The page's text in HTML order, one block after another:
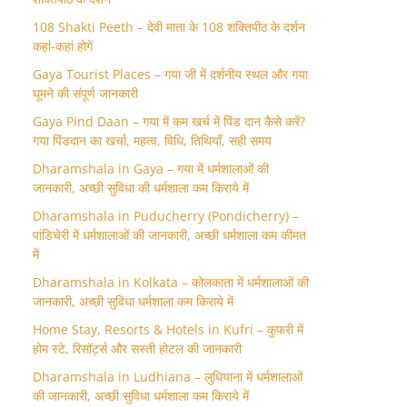
108 Shakti Peeth – देवी माता के 108 शक्तिपीठ के दर्शन
कहां-कहां होगें
Gaya Tourist Places – गया जी में दर्शनीय स्थल और गया
घूमने की संपूर्ण जानकारी
Gaya Pind Daan – गया में कम खर्च में पिंड दान कैसे करें?
गया पिंडदान का खर्चा, महत्व, विधि, तिथियाँ, सही समय
Dharamshala in Gaya – गया में धर्मशालाओं की
जानकारी, अच्छी सुविधा की धर्मशाला कम किराये में
Dharamshala in Puducherry (Pondicherry) –
पांडिचेरी में धर्मशालाओं की जानकारी, अच्छी धर्मशाला कम कीमत
में
Dharamshala in Kolkata – कोलकाता में धर्मशालाओं की
जानकारी, अच्छी सुविधा धर्मशाला कम किराये में
Home Stay, Resorts & Hotels in Kufri – कुफरी में
होम स्‍टे, रिसॉर्ट्स और सस्ती होटल की जानकारी
Dharamshala in Ludhiana – लुधियाना में धर्मशालाओं
की जानकारी, अच्छी सुविधा धर्मशाला कम किराये में